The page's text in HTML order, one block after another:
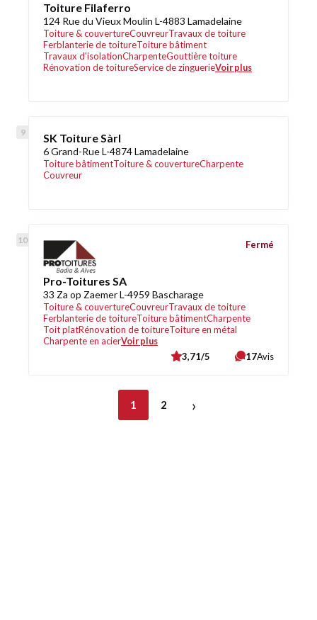
Toiture Filaferro
124 Rue du Vieux Moulin L-4883 Lamadelaine
Toiture & couvertureCouvreurTravaux de toiture
Ferblanterie de toitureToiture bâtiment
Travaux d'isolationCharpenteGouttière toiture
Rénovation de toitureService de zinguerieVoir plus
SK Toiture Sàrl
6 Grand-Rue L-4874 Lamadelaine
Toiture bâtimentToiture & couvertureCharpente
Couvreur
Pro-Toitures SA
33 Za op Zaemer L-4959 Bascharage
Toiture & couvertureCouvreurTravaux de toiture
Ferblanterie de toitureToiture bâtimentCharpente
Toit platRénovation de toitureToiture en métal
Charpente en acierVoir plus
Fermé
3,71/5 17Avis
1 2 ›